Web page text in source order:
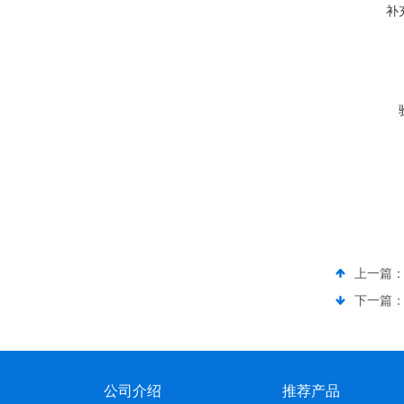
补
上一篇：
下一篇：
公司介绍 推荐产品